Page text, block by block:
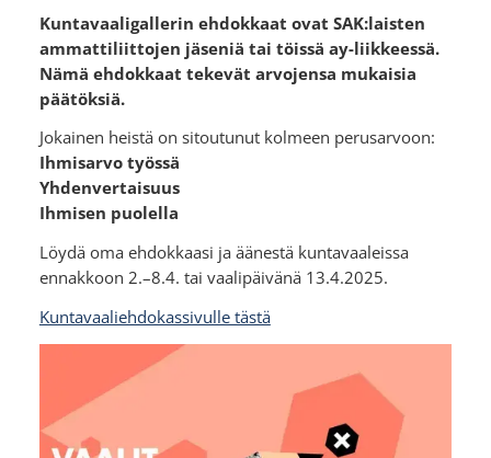
Kuntavaaligallerin ehdokkaat ovat SAK:laisten
ammattiliittojen jäseniä tai töissä ay-liikkeessä.
Nämä ehdokkaat tekevät arvojensa mukaisia
päätöksiä.
Jokainen heistä on sitoutunut kolmeen perusarvoon:
Ihmisarvo työssä
Yhdenvertaisuus
Ihmisen puolella
Löydä oma ehdokkaasi ja äänestä kuntavaaleissa
ennakkoon 2.–8.4. tai vaalipäivänä 13.4.2025.
Kuntavaaliehdokassivulle tästä